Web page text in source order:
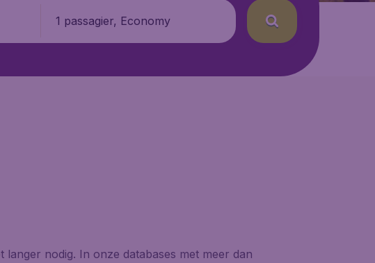
1 passagier, Economy
langer nodig. In onze databases met meer dan